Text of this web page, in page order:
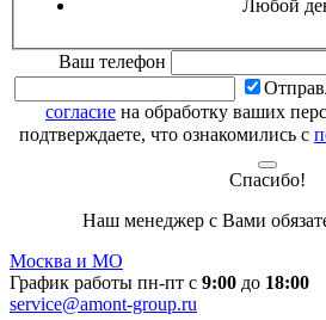
Любой
Ваш телефон
согласие на обработку ваших
подтверждаете, что ознакомились с
Спасибо!
Наш менеджер с Вами
Москва и МО
График работы пн-пт с 9:00 до 18:00
service@amont-group.ru